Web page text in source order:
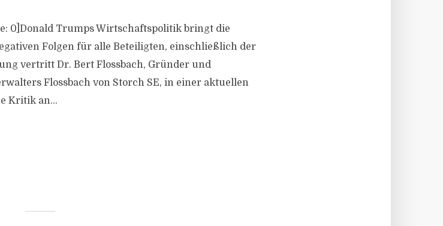
0]Donald Trumps Wirtschaftspolitik bringt die
Folgen für alle Beteiligten, einschließlich der
vertritt Dr. Bert Flossbach, Gründer und
Flossbach von Storch SE, in einer aktuellen
Kritik an...